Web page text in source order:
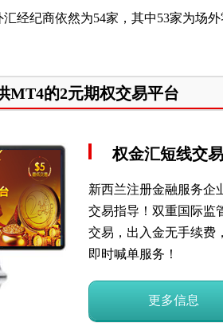
经纪商依然为54家，其中53家为场
MT4的2元期权交易平台
权金汇短线交
新西兰注册金融服务企
交易指导！双重国际监
交易，出入金无手续费
即时喊单服务！
更多信息